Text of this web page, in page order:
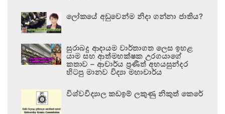
ලෝකයේ අඩුවෙන්ම නිදා ගන්නා ජාතිය?
සුරාබදු ආදායම වාර්තාගත ලෙස ඉහළ
යාම සහ ආත්මභක්ෂක උරගයාගේ
කතාව – ආචාර්ය ප්‍රණීත් අභයසුන්දර
හිටපු මානව විද්‍යා මහාචාර්ය
විශ්වවිද්‍යාල කඩඉම් ලකුණු නිකුත් කෙරේ